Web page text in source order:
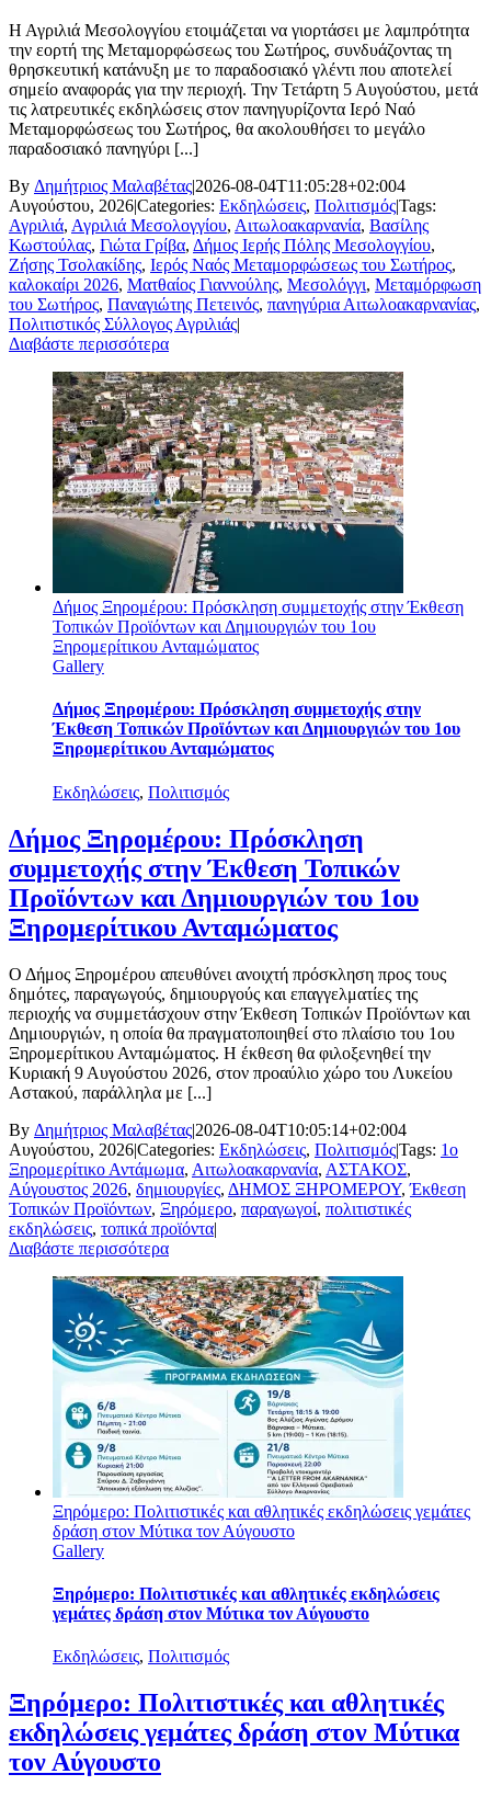
Η Αγριλιά Μεσολογγίου ετοιμάζεται να γιορτάσει με λαμπρότητα
την εορτή της Μεταμορφώσεως του Σωτήρος, συνδυάζοντας τη
θρησκευτική κατάνυξη με το παραδοσιακό γλέντι που αποτελεί
σημείο αναφοράς για την περιοχή. Την Τετάρτη 5 Αυγούστου, μετά
τις λατρευτικές εκδηλώσεις στον πανηγυρίζοντα Ιερό Ναό
Μεταμορφώσεως του Σωτήρος, θα ακολουθήσει το μεγάλο
παραδοσιακό πανηγύρι [...]
By Δημήτριος Μαλαβέτας|2026-08-04T11:05:28+02:004
Αυγούστου, 2026|Categories: Εκδηλώσεις, Πολιτισμός|Tags:
Αγριλιά, Αγριλιά Μεσολογγίου, Αιτωλοακαρνανία, Βασίλης
Κωστούλας, Γιώτα Γρίβα, Δήμος Ιερής Πόλης Μεσολογγίου,
Ζήσης Τσολακίδης, Ιερός Ναός Μεταμορφώσεως του Σωτήρος,
καλοκαίρι 2026, Ματθαίος Γιαννούλης, Μεσολόγγι, Μεταμόρφωση
του Σωτήρος, Παναγιώτης Πετεινός, πανηγύρια Αιτωλοακαρνανίας,
Πολιτιστικός Σύλλογος Αγριλιάς|
Διαβάστε περισσότερα
Δήμος Ξηρομέρου: Πρόσκληση συμμετοχής στην Έκθεση
Τοπικών Προϊόντων και Δημιουργιών του 1ου
Ξηρομερίτικου Ανταμώματος
Gallery
Δήμος Ξηρομέρου: Πρόσκληση συμμετοχής στην
Έκθεση Τοπικών Προϊόντων και Δημιουργιών του 1ου
Ξηρομερίτικου Ανταμώματος
Εκδηλώσεις, Πολιτισμός
Δήμος Ξηρομέρου: Πρόσκληση
συμμετοχής στην Έκθεση Τοπικών
Προϊόντων και Δημιουργιών του 1ου
Ξηρομερίτικου Ανταμώματος
Ο Δήμος Ξηρομέρου απευθύνει ανοιχτή πρόσκληση προς τους
δημότες, παραγωγούς, δημιουργούς και επαγγελματίες της
περιοχής να συμμετάσχουν στην Έκθεση Τοπικών Προϊόντων και
Δημιουργιών, η οποία θα πραγματοποιηθεί στο πλαίσιο του 1ου
Ξηρομερίτικου Ανταμώματος. Η έκθεση θα φιλοξενηθεί την
Κυριακή 9 Αυγούστου 2026, στον προαύλιο χώρο του Λυκείου
Αστακού, παράλληλα με [...]
By Δημήτριος Μαλαβέτας|2026-08-04T10:05:14+02:004
Αυγούστου, 2026|Categories: Εκδηλώσεις, Πολιτισμός|Tags: 1ο
Ξηρομερίτικο Αντάμωμα, Αιτωλοακαρνανία, ΑΣΤΑΚΟΣ,
Αύγουστος 2026, δημιουργίες, ΔΗΜΟΣ ΞΗΡΟΜΕΡΟΥ,Έκθεση
Τοπικών Προϊόντων, Ξηρόμερο, παραγωγοί, πολιτιστικές
εκδηλώσεις, τοπικά προϊόντα|
Διαβάστε περισσότερα
Ξηρόμερο: Πολιτιστικές και αθλητικές εκδηλώσεις γεμάτες
δράση στον Μύτικα τον Αύγουστο
Gallery
Ξηρόμερο: Πολιτιστικές και αθλητικές εκδηλώσεις
γεμάτες δράση στον Μύτικα τον Αύγουστο
Εκδηλώσεις, Πολιτισμός
Ξηρόμερο: Πολιτιστικές και αθλητικές
εκδηλώσεις γεμάτες δράση στον Μύτικα
τον Αύγουστο